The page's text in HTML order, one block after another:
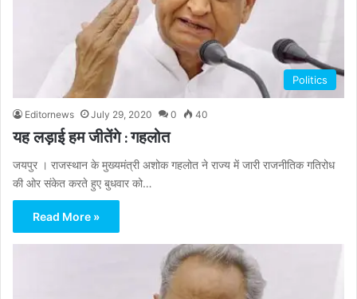
Politics
Editornews July 29, 2020 0 40
यह लड़ाई हम जीतेंगे : गहलोत
जयपुर । राजस्थान के मुख्यमंत्री अशोक गहलोत ने राज्य में जारी राजनीतिक गतिरोध
की ओर संकेत करते हुए बुधवार को…
Read More »